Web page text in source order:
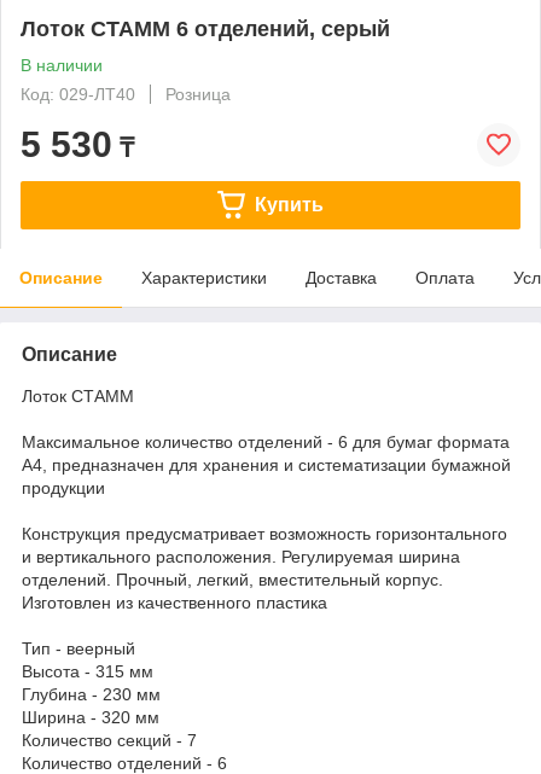
Лоток СТАММ 6 отделений, серый
В наличии
Код: 029-ЛТ40
Розница
5 530 ₸
Купить
Описание Характеристики Доставка Оплата
Описание
Лоток СТАММ
Максимальное количество отделений - 6 для бумаг формата
А4, предназначен для хранения и систематизации бумажной
продукции
Конструкция предусматривает возможность горизонтального
и вертикального расположения. Регулируемая ширина
отделений. Прочный, легкий, вместительный корпус.
Изготовлен из качественного пластика
Тип - веерный
Высота - 315 мм
Глубина - 230 мм
Ширина - 320 мм
Количество секций - 7
Количество отделений - 6